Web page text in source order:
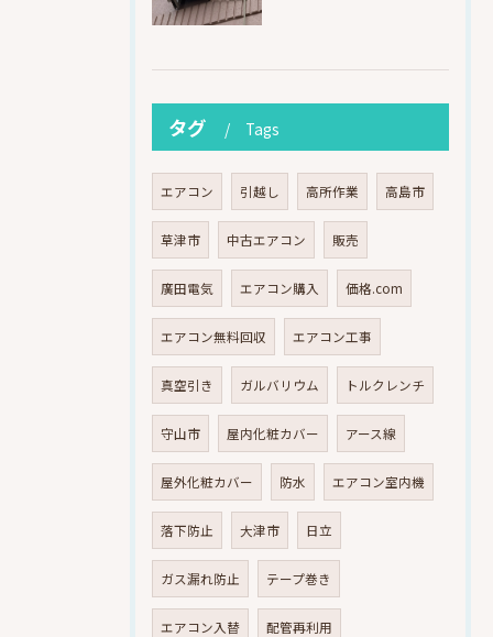
タグ Tags
エアコン 引越し 高所作業 高島市
草津市 中古エアコン 販売
廣田電気 エアコン購入 価格.com
エアコン無料回収 エアコン工事
真空引き ガルバリウム トルクレンチ
守山市 屋内化粧カバー アース線
屋外化粧カバー 防水 エアコン室内機
落下防止 大津市 日立
ガス漏れ防止 テープ巻き
エアコン入替 配管再利用